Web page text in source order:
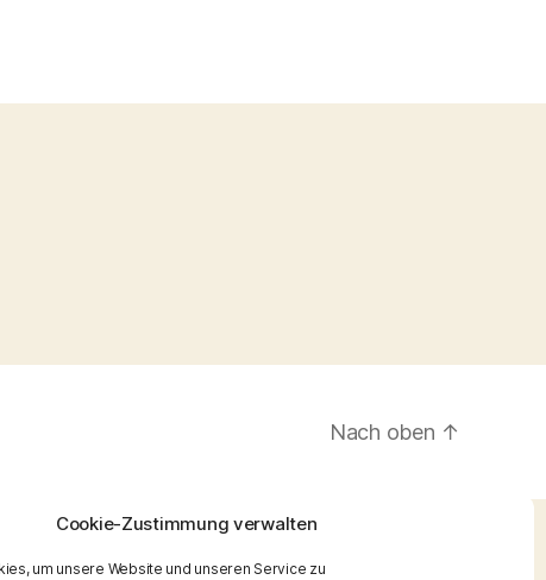
Cookie-Zustimmung verwalten
um unsere Website und unseren Service zu
Nach oben ↑